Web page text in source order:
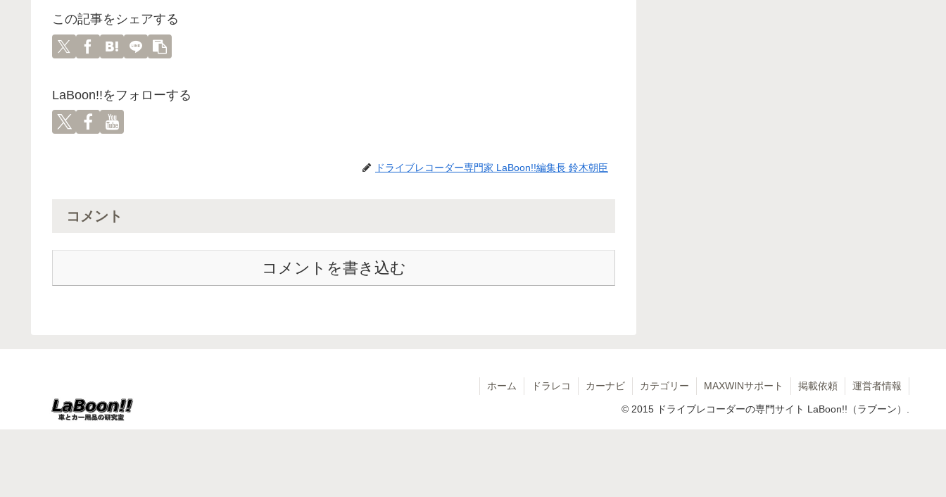
この記事をシェアする
LaBoon!!をフォローする
ドライブレコーダー専門家 LaBoon!!編集長 鈴木朝臣
コメント
コメントを書き込む
ホーム ドラレコ カーナビ カテゴリー MAXWINサポート 掲載依頼 運営者情報
© 2015 ドライブレコーダーの専門サイト LaBoon!!（ラブーン）.